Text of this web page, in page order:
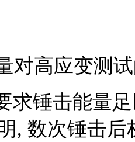
对高应变测
求锤击能量
, 数次锤击后